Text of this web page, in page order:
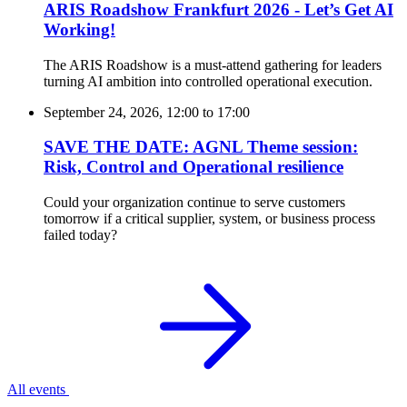
ARIS Roadshow Frankfurt 2026 - Let’s Get AI
Working!
The ARIS Roadshow is a must-attend gathering for leaders
turning AI ambition into controlled operational execution.
September 24, 2026, 12:00 to 17:00
SAVE THE DATE: AGNL Theme session:
Risk, Control and Operational resilience
Could your organization continue to serve customers
tomorrow if a critical supplier, system, or business process
failed today?
All events